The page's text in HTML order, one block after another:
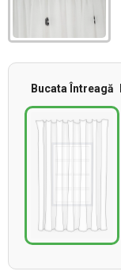
Bucata Întreagă